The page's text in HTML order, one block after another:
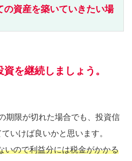
の資産を築いていきたい場
を継続しましょう。
期限が切れた場合でも、投資信
いけば良いかと思います。
いので利益分には税金がかかる